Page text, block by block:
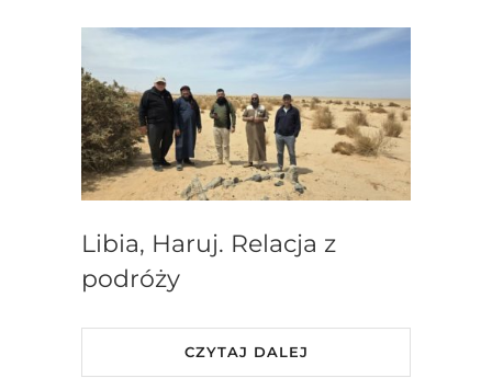
Libia, Haruj. Relacja z
podróży
CZYTAJ DALEJ